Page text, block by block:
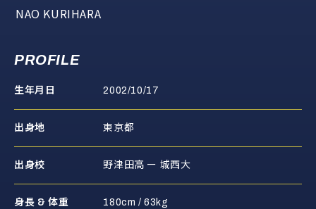
NAO KURIHARA
PROFILE
生年月日 2002/10/17
出身地 東京都
出身校 野津田高 ー 城西大
身長 & 体重 180cm / 63kg